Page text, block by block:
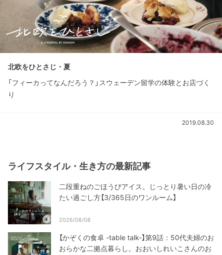
北欧をひとさじ・夏
「フィーカってなんだろう？」スウェーデン留学の体験とお店づく
り
2019.08.30
ライフスタイル・生き方の最新記事
二段重ねのごほうびアイス。じっとり暑い日の冷
たい過ごし方【3/365日のワンルーム】
2026/08/08
【かぞくの食卓 -table talk-】第9話：50代夫婦のお
おらかな二拠点暮らし。おおいしれいこさんのお